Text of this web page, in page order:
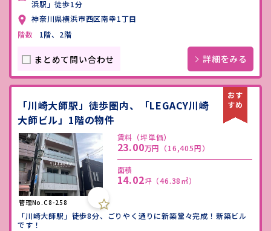
浜駅」徒歩1分
神奈川県横浜市西区南幸1丁目
階数
1階、2階
まとめて問い合わせ 詳細をみる
「川崎大師駅」徒歩圏内、「LEGACY川崎
大師ビル」1階の物件
管理No.C8-258
賃料（坪単価）
23.00万円 （16,405円）
面積
14.02坪 （46.38㎡）
「川崎大師駅」徒歩8分、ごりやく通りに新築堂々完成！新築ビル
です！